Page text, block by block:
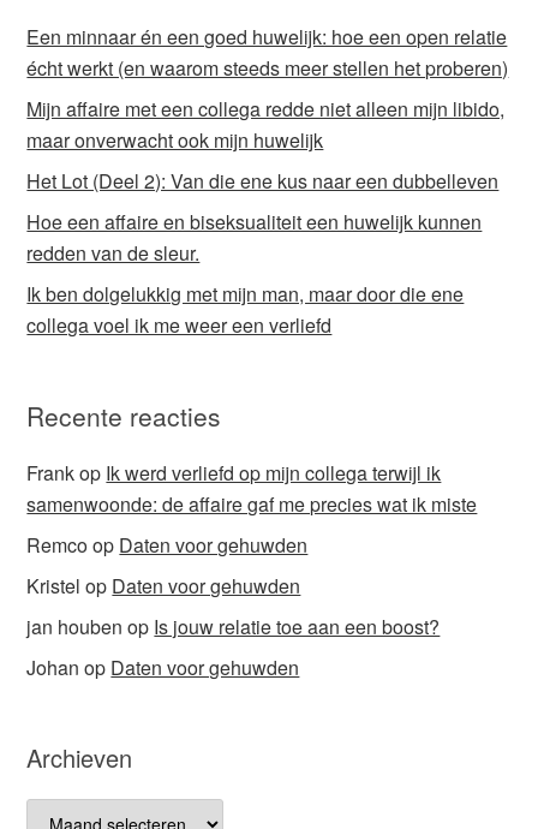
Een minnaar én een goed huwelijk: hoe een open relatie
écht werkt (en waarom steeds meer stellen het proberen)
Mijn affaire met een collega redde niet alleen mijn libido,
maar onverwacht ook mijn huwelijk
Het Lot (Deel 2): Van die ene kus naar een dubbelleven
Hoe een affaire en biseksualiteit een huwelijk kunnen
redden van de sleur.
Ik ben dolgelukkig met mijn man, maar door die ene
collega voel ik me weer een verliefd
Recente reacties
Frankop Ik werd verliefd op mijn collega terwijl ik
samenwoonde: de affaire gaf me precies wat ik miste
Remcoop Daten voor gehuwden
Kristel op Daten voor gehuwden
jan houben op Is jouw relatie toe aan een boost?
Johan op Daten voor gehuwden
Archieven
Archieven